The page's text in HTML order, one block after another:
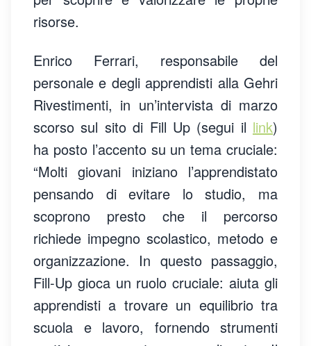
risorse.
Enrico Ferrari, responsabile del
personale e degli apprendisti alla Gehri
Rivestimenti, in un’intervista di marzo
scorso sul sito di Fill Up (segui il link)
ha posto l’accento su un tema cruciale:
“Molti giovani iniziano l’apprendistato
pensando di evitare lo studio, ma
scoprono presto che il percorso
richiede impegno scolastico, metodo e
organizzazione. In questo passaggio,
Fill-Up gioca un ruolo cruciale: aiuta gli
apprendisti a trovare un equilibrio tra
scuola e lavoro, fornendo strumenti